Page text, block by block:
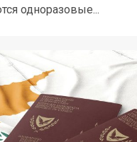
одноразовые...